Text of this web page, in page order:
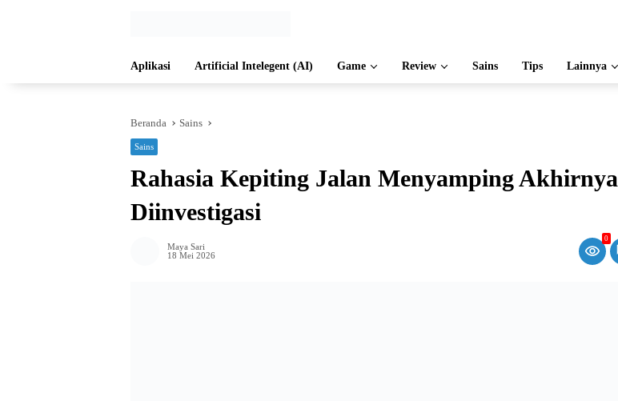
Aplikasi Artificial Intelegent (AI) Game Review Sains Tips Lainnya
Beranda Sains
Sains
Rahasia Kepiting Jalan Menyamping Akhirnya
Diinvestigasi
Maya Sari
18 Mei 2026
0